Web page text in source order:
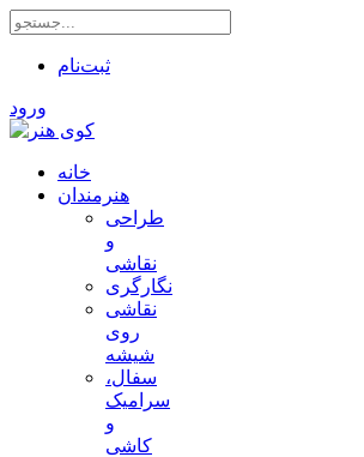
ثبت‌نام
ورود
خانه
هنرمندان
طراحی
و
نقاشی
نگارگری
نقاشی
روی
شیشه
سفال،
سرامیک
و
کاشی